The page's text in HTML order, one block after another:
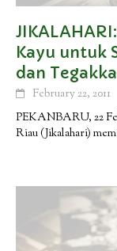
Kayu untuk
dan
February 22, 2011
PEKANBARU, 22
Riau (Jikalahari)